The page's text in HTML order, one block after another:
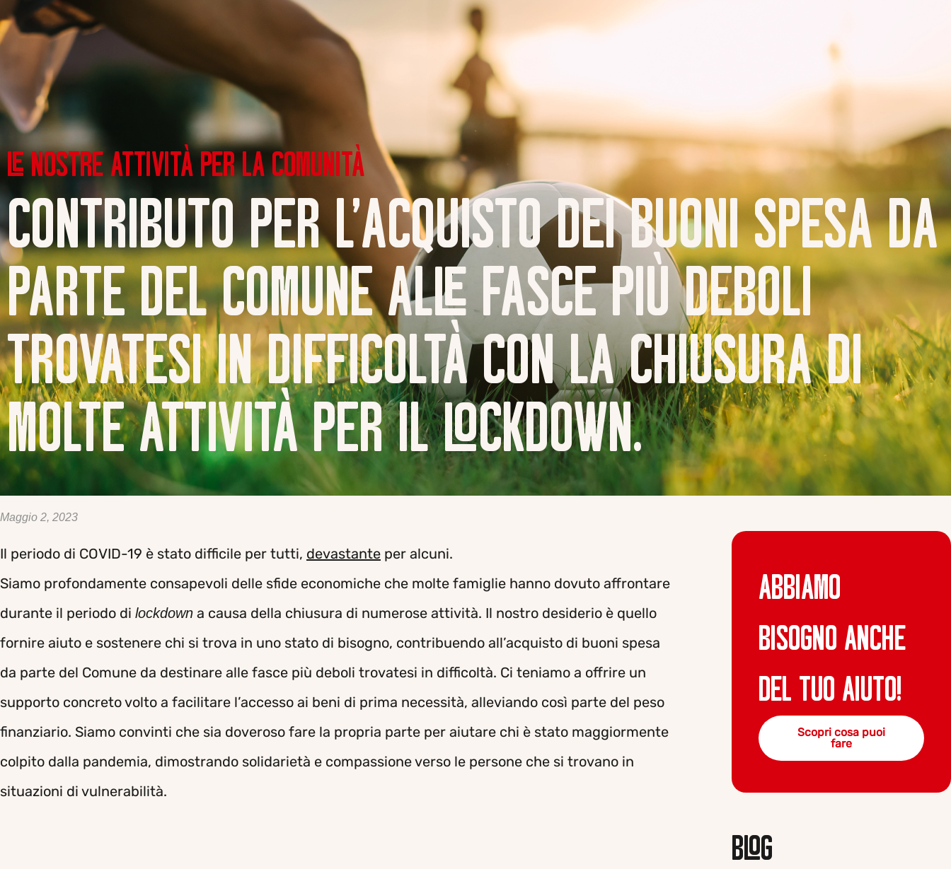
Chi siamo
LE NOSTRE ATTIVITÀ PER LA COMUNITÀ
CONTRIBUTO PER L’ACQUISTO DEI BUONI SPESA DA
PARTE DEL COMUNE ALLE FASCE PIÙ DEBOLI
TROVATESI IN DIFFICOLTÀ CON LA CHIUSURA DI
MOLTE ATTIVITÀ PER IL LOCKDOWN.
Maggio 2, 2023
Il periodo di COVID-19 è stato difficile per tutti, devastante per alcuni.
Siamo profondamente consapevoli delle sfide economiche che molte famiglie hanno dovuto affrontare
durante il periodo di lockdown a causa della chiusura di numerose attività. Il nostro desiderio è quello
fornire aiuto e sostenere chi si trova in uno stato di bisogno, contribuendo all’acquisto di buoni spesa
da parte del Comune da destinare alle fasce più deboli trovatesi in difficoltà. Ci teniamo a offrire un
supporto concreto volto a facilitare l’accesso ai beni di prima necessità, alleviando così parte del peso
finanziario. Siamo convinti che sia doveroso fare la propria parte per aiutare chi è stato maggiormente
colpito dalla pandemia, dimostrando solidarietà e compassione verso le persone che si trovano in
situazioni di vulnerabilità.
ABBIAMO
BISOGNO ANCHE
DEL TUO AIUTO!
Scopri cosa puoi
fare
BLOG